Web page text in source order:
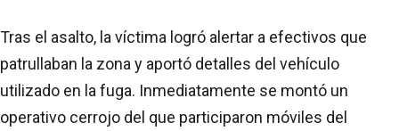
Tras el asalto, la víctima logró alertar a efectivos que
patrullaban la zona y aportó detalles del vehículo
utilizado en la fuga. Inmediatamente se montó un
operativo cerrojo del que participaron móviles del